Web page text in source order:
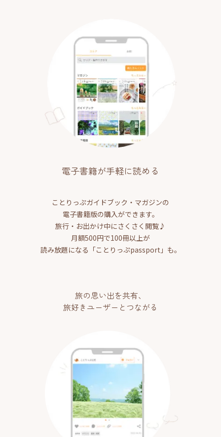
電子書籍が手軽に読める
ことりっぷガイドブック・マガジンの
電子書籍版の購入ができます。
旅行・お出かけ中にさくさく閲覧♪
月額500円で100冊以上が
読み放題になる「ことりっぷpassport」も。
旅の思い出を共有、
旅好きユーザーとつながる